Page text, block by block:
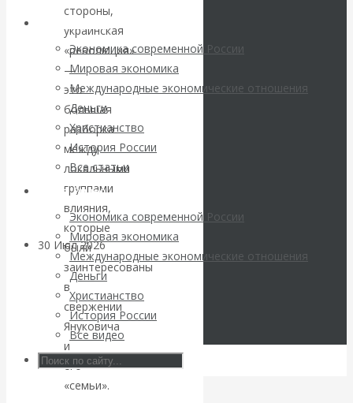
Архив статей
Экономика современной России
Мировая экономика
Международные экономические отношения
Деньги
Христианство
История России
Все статьи
Архив Видео
Экономика современной России
Мировая экономика
Международные экономические отношения
Деньги
Христианство
История России
Все видео
погоду на
финансовых
рынках?
Минфины хотят
быть главнее
Центробанков?
30 Июл 2026Цифровая
экономика
Валентин
Катасонов.
Искусственный
стороны,
украинская
«революция»
—
это
большая
разборка
между
локальными
группами
влияния,
которые
были
заинтересованы
в
свержении
Януковича
и
его
«семьи».